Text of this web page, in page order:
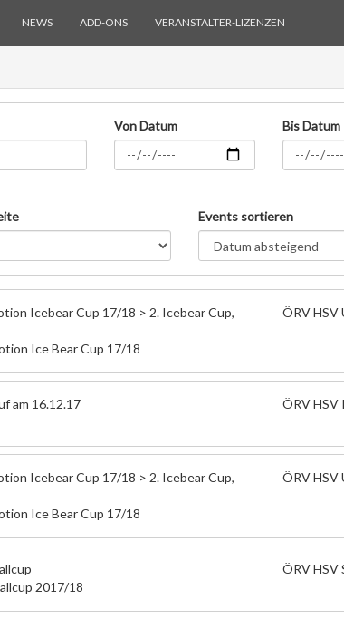
NEWS ADD-ONS VERANSTALTER-LIZENZEN
Von Datum Bis Datum
Events sortieren
Icebear Cup 17/18 > 2. Icebear Cup,
Ice Bear Cup 17/18
ÖRV
am 16.12.17 ÖRV
Icebear Cup 17/18 > 2. Icebear Cup,
Ice Bear Cup 17/18
ÖRV
2017/18
ÖRV HSV